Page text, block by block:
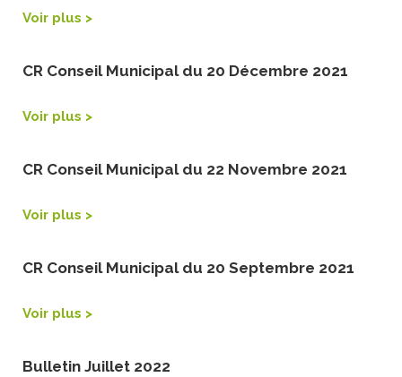
Voir plus >
CR Conseil Municipal du 20 Décembre 2021
Voir plus >
CR Conseil Municipal du 22 Novembre 2021
Voir plus >
CR Conseil Municipal du 20 Septembre 2021
Voir plus >
Bulletin Juillet 2022